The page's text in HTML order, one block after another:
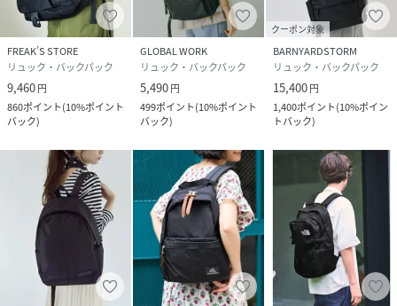
FREAK’S STORE
リュック・バックパック
9,460円
860ポイント(10%ポイント
バック)
GLOBAL WORK
リュック・バックパック
5,490円
499ポイント(10%ポイント
バック)
クーポン対象
BARNYARDSTORM
リュック・バックパック
15,400円
1,400ポイント(10%ポイン
トバック)